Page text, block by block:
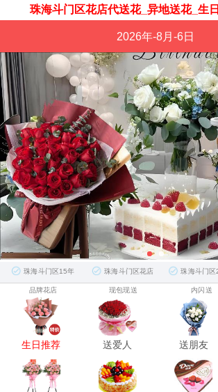
珠海斗门区花店代送花_异地送花_生
2026年-8月-6日
珠海斗门区15年
品牌花店
珠海斗门区花店
现包现送
珠海斗门区
内闪送
生日推荐 送爱人 送朋友